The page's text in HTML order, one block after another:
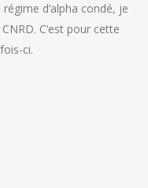
d’alpha condé, je
C’est pour cette
ci.